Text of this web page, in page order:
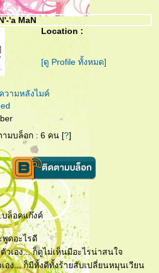
'a MaN
Location :
[ดู Profile ทั้งหมด]
วามหลังไมค์
ามบล็อก : 6 คน [?]
ล็อคแก๊งค์
พูดอะไรดี
วเอง... ก็ดูไม่เห็นมีอะไรน่าสนใจ
อง... ก็มีทั้งดีทั้งร้ายสับเปลี่ยนหมุนเวียน